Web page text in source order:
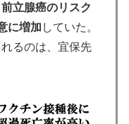
立腺癌のリスク
に増加 していた。
るのは、宜保先